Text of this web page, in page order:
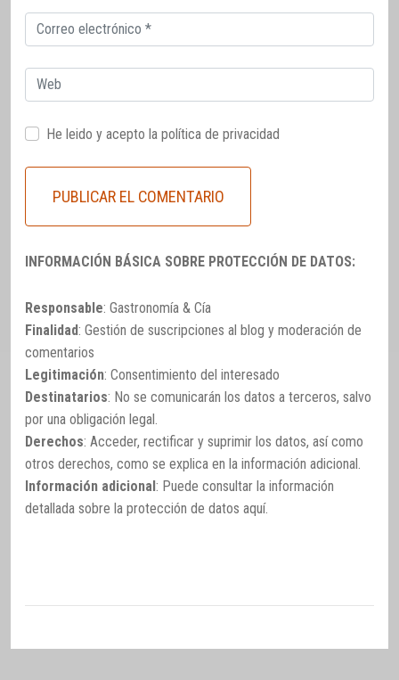
Correo
electrónico
Web
He leido y acepto la política de privacidad
INFORMACIÓN BÁSICA SOBRE PROTECCIÓN DE DATOS:
Responsable: Gastronomía & Cía
Finalidad: Gestión de suscripciones al blog y moderación de
comentarios
Legitimación: Consentimiento del interesado
Destinatarios: No se comunicarán los datos a terceros, salvo
por una obligación legal.
Derechos: Acceder, rectificar y suprimir los datos, así como
otros derechos, como se explica en la información adicional.
Información adicional : Puede consultar la información
detallada sobre la protección de datos aquí.